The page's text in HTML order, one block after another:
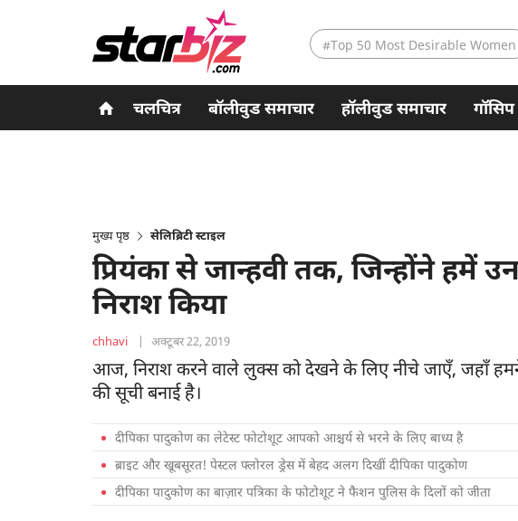
#Top 50 Most Desirable Women
चलचित्र बॉलीवुड समाचार हॉलीवुड समाचार गॉसिप
मुख्य पृष्ठ सेलिब्रिटी स्टाइल
प्रियंका से जान्हवी तक, जिन्होंने हमें
निराश किया
chhavi | अक्टूबर 22, 2019
आज, निराश करने वाले लुक्स को देखने के लिए नीचे जाएँ, जहाँ
की सूची बनाई है।
दीपिका पादुकोण का लेटेस्ट फोटोशूट आपको आश्चर्य से भरने के लिए बाध्य है
ब्राइट और खूबसूरत! पेस्टल फ्लोरल ड्रेस में बेहद अलग दिखीं दीपिका पादुकोण
दीपिका पादुकोण का बाज़ार पत्रिका के फोटोशूट ने फैशन पुलिस के दिलों को जीता